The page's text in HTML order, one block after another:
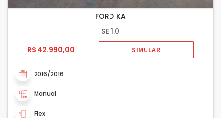
FORD KA
SE 1.0
R$ 42.990,00
SIMULAR
2016/2016
Manual
Flex